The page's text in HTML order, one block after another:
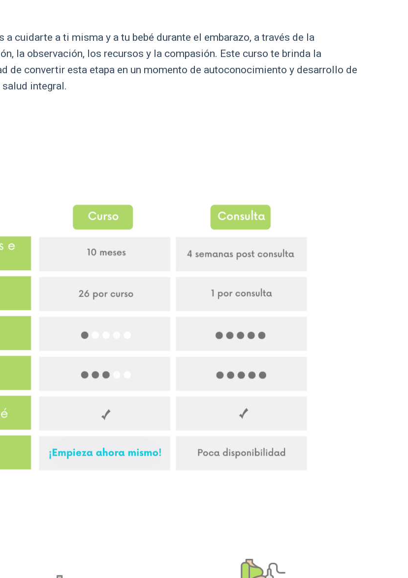
a cuidarte a ti misma y a tu bebé durante el embarazo, a través de la
la observación, los recursos y la compasión. Este curso te brinda la
de convertir esta etapa en un momento de autoconocimiento y desarrollo de
integral.